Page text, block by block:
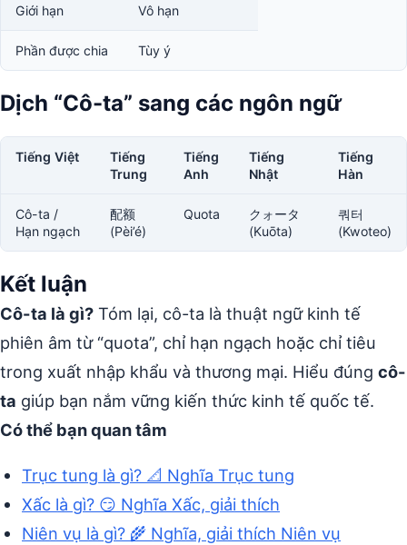
Giới hạn Vô hạn
Phần được chia Tùy ý
Dịch “Cô-ta” sang các ngôn ngữ
Tiếng Việt
Tiếng
Trung
Tiếng
Anh
Tiếng
Nhật
Tiếng
Hàn
Cô-ta /
Hạn ngạch
配额
(Pèi’é)
Quota
クォータ
(Kuōta)
쿼터
(Kwoteo)
Kết luận
Cô-ta là gì? Tóm lại, cô-ta là thuật ngữ kinh tế
phiên âm từ “quota”, chỉ hạn ngạch hoặc chỉ tiêu
trong xuất nhập khẩu và thương mại. Hiểu đúng cô-
ta giúp bạn nắm vững kiến thức kinh tế quốc tế.
Có thể bạn quan tâm
Trục tung là gì? 📐 Nghĩa Trục tung
Xấc là gì? 😏 Nghĩa Xấc, giải thích
Niên vụ là gì? 🌾 Nghĩa, giải thích Niên vụ